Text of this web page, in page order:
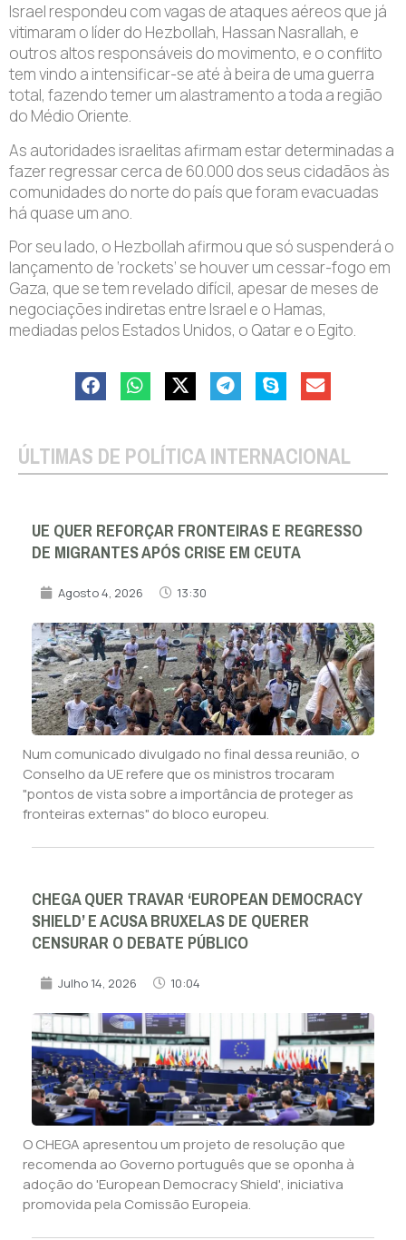
Israel respondeu com vagas de ataques aéreos que já
vitimaram o líder do Hezbollah, Hassan Nasrallah, e
outros altos responsáveis do movimento, e o conflito
tem vindo a intensificar-se até à beira de uma guerra
total, fazendo temer um alastramento a toda a região
do Médio Oriente.
As autoridades israelitas afirmam estar determinadas a
fazer regressar cerca de 60.000 dos seus cidadãos às
comunidades do norte do país que foram evacuadas
há quase um ano.
Por seu lado, o Hezbollah afirmou que só suspenderá o
lançamento de ‘rockets’ se houver um cessar-fogo em
Gaza, que se tem revelado difícil, apesar de meses de
negociações indiretas entre Israel e o Hamas,
mediadas pelos Estados Unidos, o Qatar e o Egito.
ÚLTIMAS DE POLÍTICA INTERNACIONAL
UE QUER REFORÇAR FRONTEIRAS E REGRESSO
DE MIGRANTES APÓS CRISE EM CEUTA
Agosto 4, 2026 13:30
Num comunicado divulgado no final dessa reunião, o
Conselho da UE refere que os ministros trocaram
"pontos de vista sobre a importância de proteger as
fronteiras externas" do bloco europeu.
CHEGA QUER TRAVAR ‘EUROPEAN DEMOCRACY
SHIELD’ E ACUSA BRUXELAS DE QUERER
CENSURAR O DEBATE PÚBLICO
Julho 14, 2026 10:04
O CHEGA apresentou um projeto de resolução que
recomenda ao Governo português que se oponha à
adoção do 'European Democracy Shield', iniciativa
promovida pela Comissão Europeia.